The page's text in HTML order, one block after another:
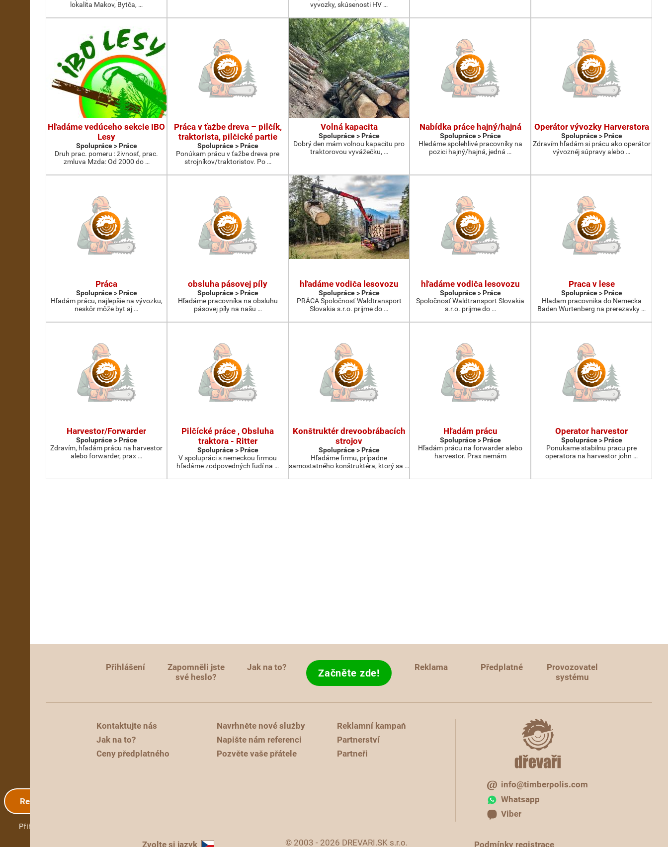
Registrace
Přihlášení
lokalita Makov, Bytča, …
vyvozky, skúsenosti HV …
Hľadáme vedúceho sekcie IBO
Lesy
Spolupráce > Práce
Druh prac. pomeru : živnosť, prac.
zmluva Mzda: Od 2000 do …
Práca v ťažbe dreva – pilčík,
traktorista, pilčické partie
Spolupráce > Práce
Ponúkam prácu v ťažbe dreva pre
strojníkov/traktoristov. Po …
Volná kapacita
Spolupráce > Práce
Dobrý den mám volnou kapacitu pro
traktorovou vyvážečku, …
Nabídka práce hajný/hajná
Spolupráce > Práce
Hledáme spolehlivé pracovníky na
pozici hajný/hajná, jedná …
Operátor vývozky Harverstora
Spolupráce > Práce
Zdravím hľadám si prácu ako operátor
vývoznéj súpravy alebo …
Práca
Spolupráce > Práce
Hľadám prácu, najlepšie na vývozku,
neskôr môže byt aj …
obsluha pásovej píly
Spolupráce > Práce
Hľadáme pracovníka na obsluhu
pásovej píly na našu …
hľadáme vodiča lesovozu
Spolupráce > Práce
PRÁCA Spoločnosť Waldtransport
Slovakia s.r.o. prijme do …
hľadáme vodiča lesovozu
Spolupráce > Práce
Spoločnosť Waldtransport Slovakia
s.r.o. prijme do …
Praca v lese
Spolupráce > Práce
Hladam pracovnika do Nemecka
Baden Wurtenberg na prerezavky …
Harvestor/Forwarder
Spolupráce > Práce
Zdravím, hľadám prácu na harvestor
alebo forwarder, prax …
Pilčícké práce , Obsluha
traktora - Ritter
Spolupráce > Práce
V spolupráci s nemeckou firmou
hľadáme zodpovedných ľudí na …
Konštruktér drevoobrábacích
strojov
Spolupráce > Práce
Hľadáme firmu, prípadne
samostatného konštruktéra, ktorý sa …
Hľadám prácu
Spolupráce > Práce
Hľadám prácu na forwarder alebo
harvestor. Prax nemám
Operator harvestor
Spolupráce > Práce
Ponukame stabilnu pracu pre
operatora na harvestor john …
Přihlášení
Zapomněli jste
své heslo?
Jak na to? Začněte zde! Reklama Předplatné
Provozovatel
systému
Kontaktujte nás
Jak na to?
Ceny předplatného
Navrhněte nové služby
Napište nám referenci
Pozvěte vaše přátele
Reklamní kampaň
Partnerství
Partneři
info@timberpolis.com
Whatsapp
Viber
Zvolte si jazyk © 2003 - 2026 DREVARI.SK s.r.o. Podmínky registrace